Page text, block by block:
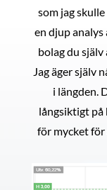
som jag
en djup
bolag du
Jag äger själv
i längden.
långsiktigt på
för mycket för